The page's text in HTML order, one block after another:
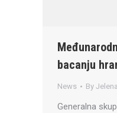
bacanju
News By
Generalna